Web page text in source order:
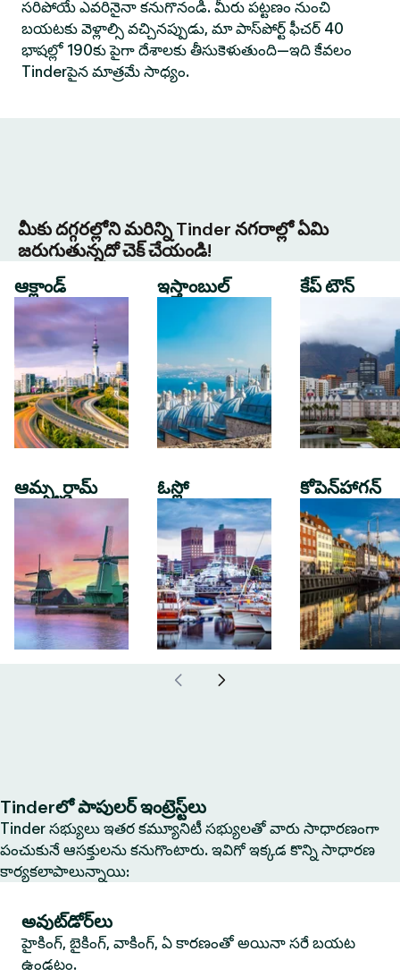
సరిపోయే ఎవరినైనా కనుగొనండి. మీరు పట్టణం నుంచి
బయటకు వెళ్లాల్సి వచ్చినప్పుడు, మా పాస్‌పోర్ట్ ఫీచర్ 40
భాషల్లో 190కు పైగా దేశాలకు తీసుకెళుతుంది—ఇది కేవలం
Tinderపైన మాత్రమే సాధ్యం.
మీకు దగ్గరల్లోని మరిన్ని Tinder నగరాల్లో ఏమి
జరుగుతున్నదో చెక్ చేయండి!
ఆక్లాండ్
ఆమ్స్టర్డామ్
ఇస్తాంబుల్
ఓస్లో
కేప్ టౌన్
కోపెన్‌హాగన్
Tinderలో పాపులర్ ఇంట్రెస్ట్‌లు
Tinder సభ్యులు ఇతర కమ్యూనిటీ సభ్యులతో వారు సాధారణంగా
పంచుకునే ఆసక్తులను కనుగొంటారు. ఇవిగో ఇక్కడ కొన్ని సాధారణ
కార్యకలాపాలున్నాయి:
అవుట్‌డోర్‌లు
హైకింగ్, బైకింగ్, వాకింగ్, ఏ కారణంతో అయినా సరే బయట
ఉండటం.